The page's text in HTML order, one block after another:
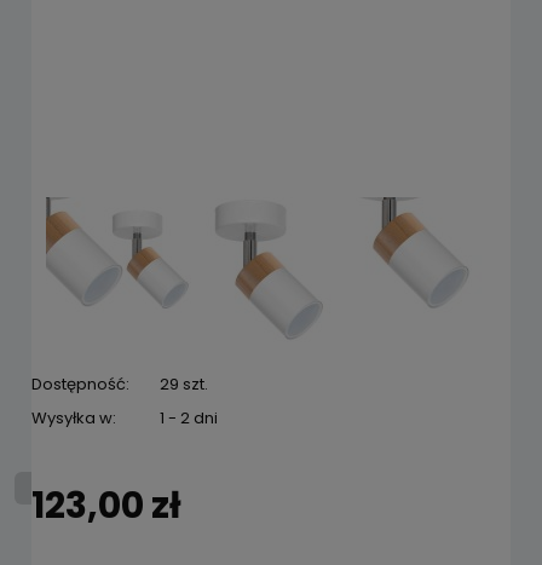
Dostępność:
29 szt.
Wysyłka w:
1 - 2 dni
123,00 zł